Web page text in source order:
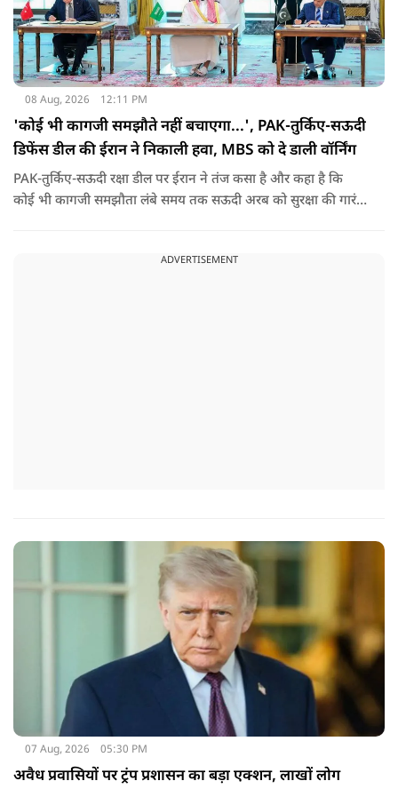
08 Aug, 2026 12:11 PM
'कोई भी कागजी समझौते नहीं बचाएगा...', PAK-तुर्किए-सऊदी
डिफेंस डील की ईरान ने निकाली हवा, MBS को दे डाली वॉर्निंग
PAK-तुर्किए-सऊदी रक्षा डील पर ईरान ने तंज कसा है और कहा है कि
कोई भी कागजी समझौता लंबे समय तक सऊदी अरब को सुरक्षा की गारंटी
ADVERTISEMENT
07 Aug, 2026 05:30 PM
अवैध प्रवासियों पर ट्रंप प्रशासन का बड़ा एक्शन, लाखों लोग